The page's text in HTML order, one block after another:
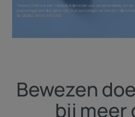
Bewezen
bij meer